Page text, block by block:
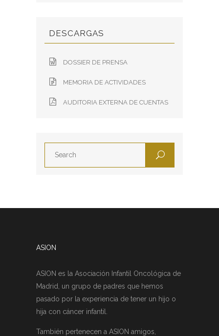
DESCARGAS
DOSSIER DE PRENSA
MEMORIA DE ACTIVIDADES
AUDITORIA EXTERNA DE CUENTAS
ASION
ASION es la Asociación Infantil Oncológica de
Madrid, un grupo de padres que hemos
pasado por la experiencia de tener un hijo o
hija con cáncer infantil.
También pertenecen a ASION amigos,